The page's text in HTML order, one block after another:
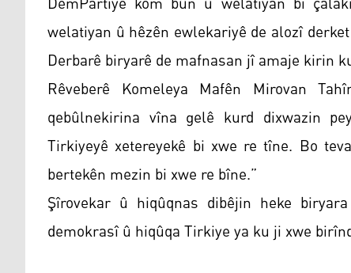
welatiyan û hêzên ewlekariyê de alozî
Derbarê biryarê de mafnasan jî amaje kirin
Rêveberê Komeleya Mafên Mirovan
qebûlnekirina vîna gelê kurd dixwazin
Tirkiyeyê xetereyekê bi xwe re tîne. Bo
bertekên mezin bi xwe re bîne.”
Şîrovekar û hiqûqnas dibêjin heke
demokrasî û hiqûqa Tirkiye ya ku ji xwe